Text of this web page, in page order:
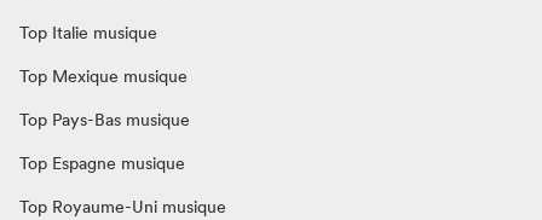
Top Italie musique
Top Mexique musique
Top Pays-Bas musique
Top Espagne musique
Top Royaume-Uni musique